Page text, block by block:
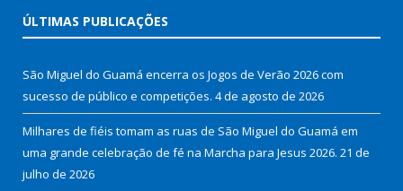
ÚLTIMAS PUBLICAÇÕES
São Miguel do Guamá encerra os Jogos de Verão 2026 com
sucesso de público e competições. 4 de agosto de 2026
Milhares de fiéis tomam as ruas de São Miguel do Guamá em
uma grande celebração de fé na Marcha para Jesus 2026. 21 de
julho de 2026